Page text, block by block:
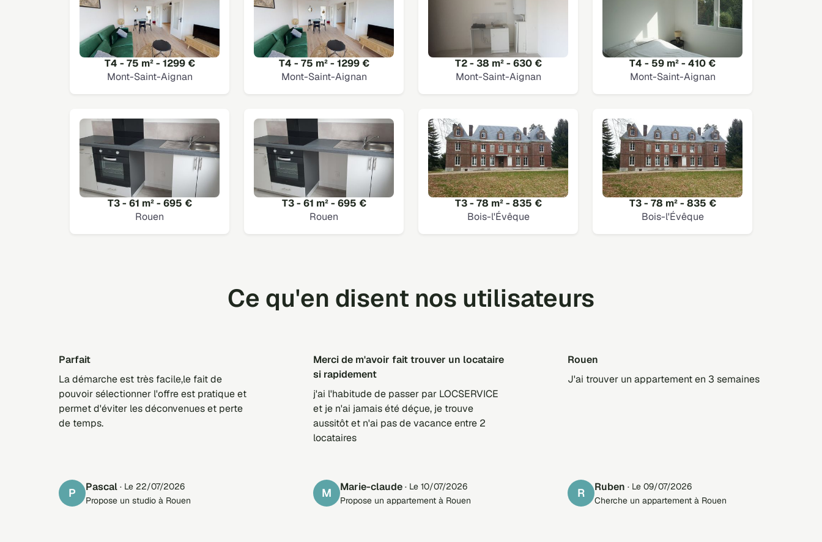
T4 - 75 m² - 1299 €
Mont-Saint-Aignan
T4 - 75 m² - 1299 €
Mont-Saint-Aignan
T2 - 38 m² - 630 €
Mont-Saint-Aignan
T4 - 59 m² - 410 €
Mont-Saint-Aignan
T3 - 61 m² - 695 €
Rouen
T3 - 61 m² - 695 €
Rouen
T3 - 78 m² - 835 €
Bois-l'Évêque
T3 - 78 m² - 835 €
Bois-l'Évêque
Ce qu'en disent nos utilisateurs
Parfait
La démarche est très facile,le fait de
pouvoir sélectionner l'offre est pratique et
permet d'éviter les déconvenues et perte
de temps.
P Pascal · Le 22/07/2026
Propose un studio à Rouen
merci de m'avoir fait trouver un locataire
si rapidement
j'ai l'habitude de passer par LOCSERVICE
et je n'ai jamais été déçue, je trouve
aussitôt et n'ai pas de vacance entre 2
locataires
M marie-claude · Le 10/07/2026
Propose un appartement à Rouen
rouen
J'ai trouver un appartement en 3 semaines
R ruben · Le 09/07/2026
Cherche un appartement à Rouen